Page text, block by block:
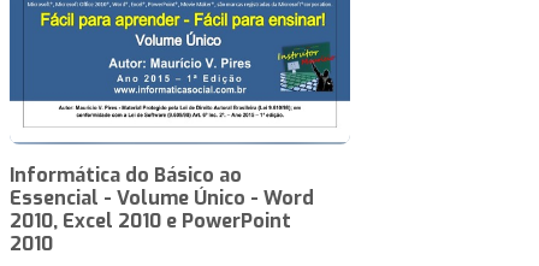
Informática do Básico ao
Essencial - Volume Único - Word
2010, Excel 2010 e PowerPoint
2010